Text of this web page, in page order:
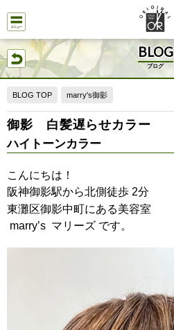
BLOG
ブログ
BLOG TOP marry's御影
御影 白髪遅らせカラー
ハイトーンカラー
こんにちは！
阪神御影駅から北側徒歩 2分
東灘区御影中町にある美容室
marry’s マリーズ です。